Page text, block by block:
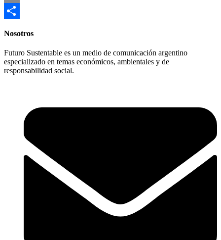
Email
Nosotros
Futuro Sustentable es un medio de comunicación argentino
especializado en temas económicos, ambientales y de
responsabilidad social.